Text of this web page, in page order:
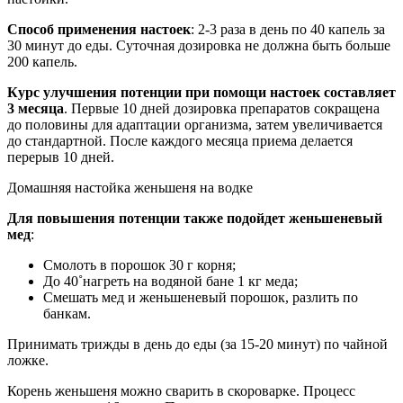
Способ применения настоек: 2-3 раза в день по 40 капель за
30 минут до еды. Суточная дозировка не должна быть больше
200 капель.
Курс улучшения потенции при помощи настоек составляет
3 месяца. Первые 10 дней дозировка препаратов сокращена
до половины для адаптации организма, затем увеличивается
до стандартной. После каждого месяца приема делается
перерыв 10 дней.
Домашняя настойка женьшеня на водке
Для повышения потенции также подойдет женьшеневый
мед:
Смолоть в порошок 30 г корня;
До 40˚нагреть на водяной бане 1 кг меда;
Смешать мед и женьшеневый порошок, разлить по
банкам.
Принимать трижды в день до еды (за 15-20 минут) по чайной
ложке.
Корень женьшеня можно сварить в скороварке. Процесс